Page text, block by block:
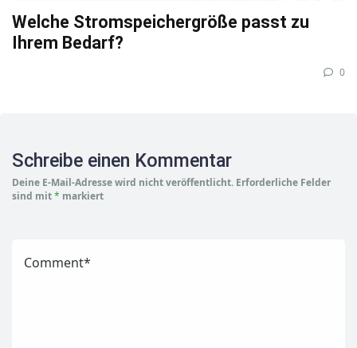
Welche Stromspeichergröße passt zu
Ihrem Bedarf?
0
Schreibe einen Kommentar
Deine E-Mail-Adresse wird nicht veröffentlicht. Erforderliche Felder
sind mit* markiert